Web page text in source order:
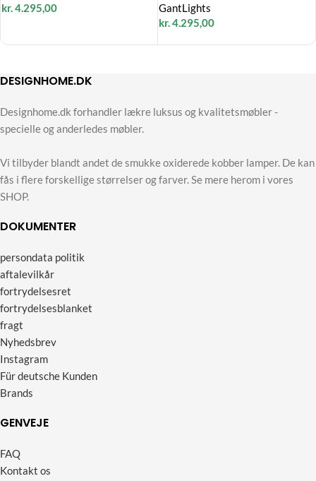
kr.4.295,00
GantLights
kr.4.295,00
DESIGNHOME.DK
Designhome.dk forhandler lækre luksus og kvalitetsmøbler -
specielle og anderledes møbler.
Vi tilbyder blandt andet de smukke oxiderede kobber lamper. De kan
fås i flere forskellige størrelser og farver. Se mere herom i vores
SHOP.
DOKUMENTER
persondata politik
aftalevilkår
fortrydelsesret
fortrydelsesblanket
fragt
Nyhedsbrev
Instagram
Für deutsche Kunden
Brands
GENVEJE
FAQ
Kontakt os